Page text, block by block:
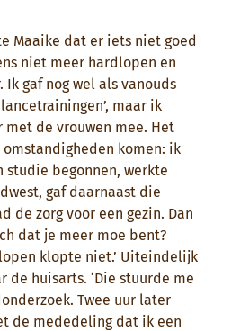
Maaike dat er iets niet goed
niet meer hardlopen en
Ik gaf nog wel als vanouds
maar ik
de vrouwen mee. Het
komen: ik
studie begonnen, werkte
gaf daarnaast die
de zorg voor een gezin. Dan
dat je meer moe bent?
klopte niet.’ Uiteindelijk
de huisarts. ‘Die stuurde me
Twee uur later
de mededeling dat ik een